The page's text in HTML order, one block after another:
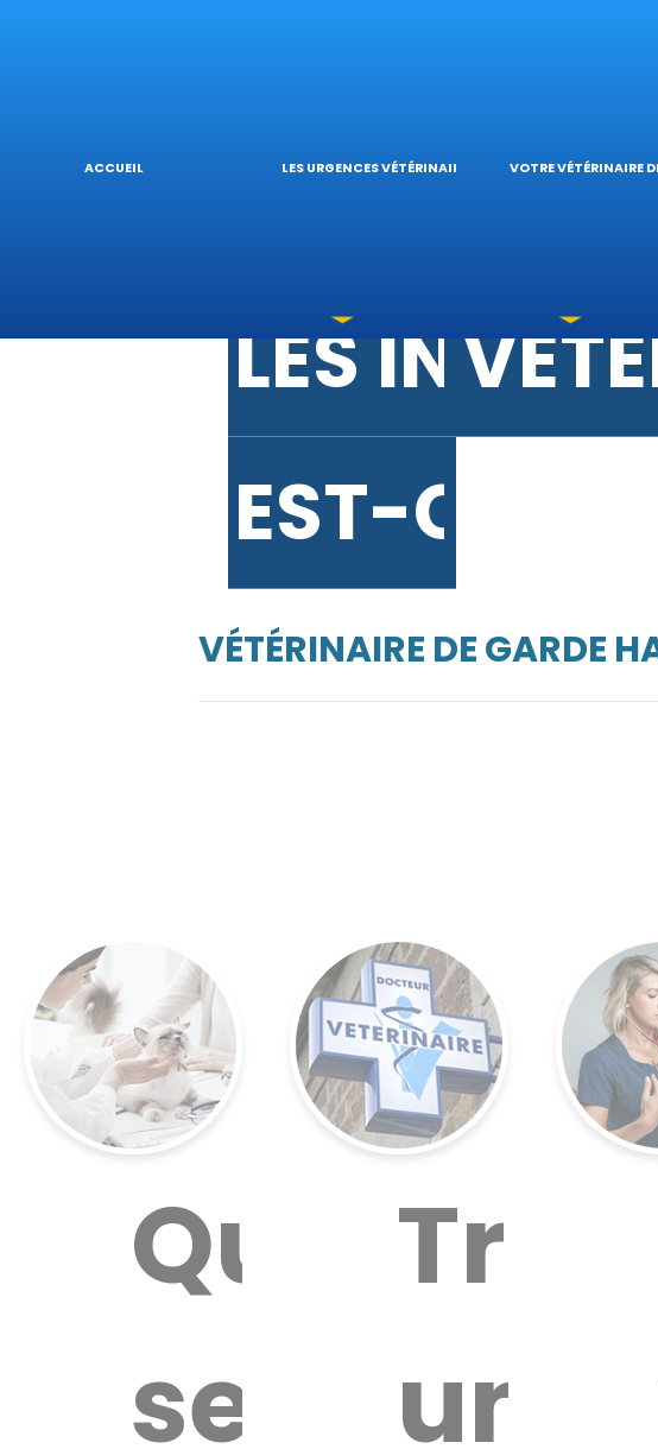
ACCUEIL LES URGENCES VÉTÉRINAIRES
LES
EST-CE
VOTRE VÉTÉRINAIRE
VÉTÉRINAIRE DE GARDE
Quel
service
un